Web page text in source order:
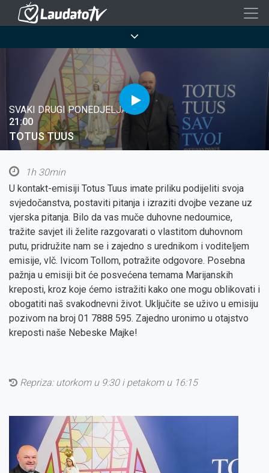
Skoči
sadržaj
SVAKI DRUGI PONEDJELJAK
21:00
TOTUS TUUS
1h 30min
U kontakt-emisiji Totus Tuus imate priliku podijeliti svoja
svjedočanstva, postaviti pitanja i izraziti dvojbe vezane uz
vjerska pitanja. Bilo da vas muče duhovne nedoumice,
tražite savjet ili želite razgovarati o vlastitom duhovnom
putu, pridružite nam se i zajedno s urednikom i voditeljem
emisije, vlč. Ivicom Tollom, potražite odgovore. Posebna
pažnja u emisiji bit će posvećena temama Marijanskih
kreposti, kroz koje ćemo istražiti kako one mogu oblikovati i
obogatiti naš svakodnevni život. Uključite se uživo u emisiju
pozivom na broj 01 7888 595. Zajedno uronimo u otajstvo
kreposti naše Nebeske Majke!
Repriza: utorkom u 9:30 i petakom u 16:15